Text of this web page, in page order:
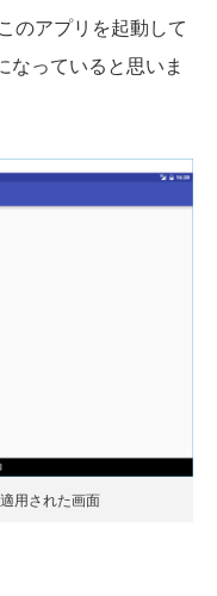
のアプリを起動して
なっていると思いま
用された画面